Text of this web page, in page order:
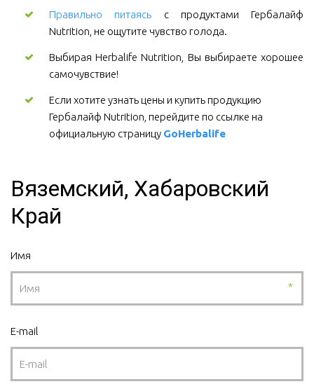
Правильно питаясь с продуктами Гербалайф
Nutrition, не ощутите чувство голода.
Выбирая Herbalife Nutrition, Вы выбираете хорошее
самочувствие!
Если хотите узнать цены и купить продукцию
Гербалайф Nutrition, перейдите по ссылке на
официальную страницу GoHerbalife
Вяземский, Хабаровский
Край
Имя
*
E-mail